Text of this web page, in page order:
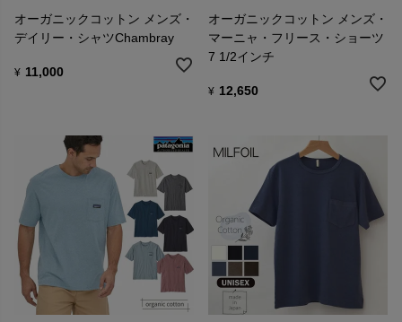
オーガニックコットン メンズ・
デイリー・シャツChambray
¥ 11,000
オーガニックコットン メンズ・
マーニャ・フリース・ショーツ
7 1/2インチ
¥ 12,650